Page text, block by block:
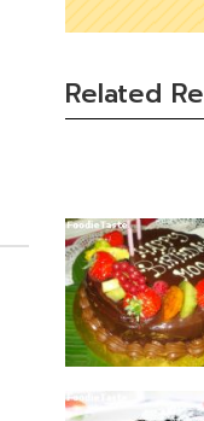
Related